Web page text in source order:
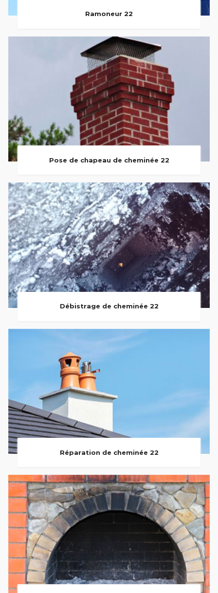
Ramoneur 22
Pose de chapeau de cheminée 22
Débistrage de cheminée 22
Réparation de cheminée 22